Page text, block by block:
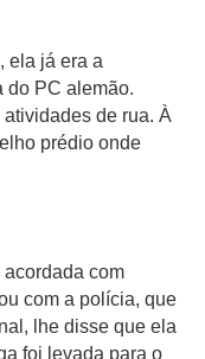
ela já era a
do PC alemão.
de rua. À
prédio onde
com
com a polícia, que
lhe disse que ela
foi levada para o